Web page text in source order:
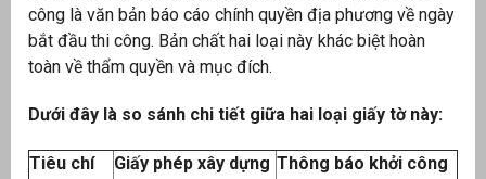
công là văn bản báo cáo chính quyền địa phương về ngày
bắt đầu thi công. Bản chất hai loại này khác biệt hoàn
toàn về thẩm quyền và mục đích.
Dưới đây là so sánh chi tiết giữa hai loại giấy tờ này:
Tiêu chí Giấy phép xây dựng Thông báo khởi công